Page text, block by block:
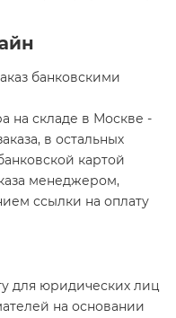
банковскими
на складе в Москве -
в остальных
картой
менеджером,
ссылки на оплату
для юридических лиц
на основании